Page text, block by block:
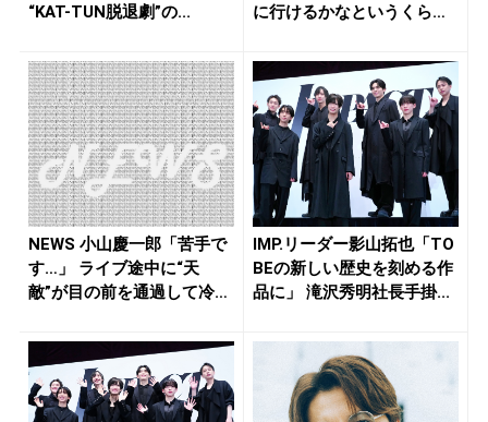
“KAT-TUN脱退劇”の...
に行けるかなというくらい
NEWS 小山慶一郎「苦手で
す…」 ライブ途中に“天
敵”が目の前を通過して冷や
IMP.リーダー影山拓也「TO
BEの新しい歴史を刻める作
品に」 滝沢秀明社長手掛...